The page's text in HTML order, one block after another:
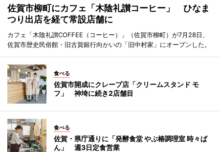
佐賀市柳町にカフェ「木陰礼讃コーヒー」 ひなま
つり出店を経て常設店舗に
カフェ「木陰礼讃COFFEE（コーヒー）」（佐賀市柳町）が7月28日、
佐賀市歴史民俗館・旧古賀銀行向かいの「旧中村家」にオープンした。
食べる
佐賀市開成にクレープ店「クリームスタンド モ
フ」 神埼に続き2店舗目
食べる
佐賀・県庁通りに「発酵食堂 やぶ椿調理室 時々ぱ
ん」 週3日定食営業